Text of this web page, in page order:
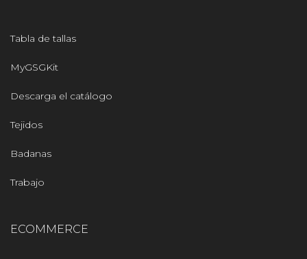
Tabla de tallas
MyGSGKit
Descarga el catálogo
Tejidos
Badanas
Trabajo
ECOMMERCE